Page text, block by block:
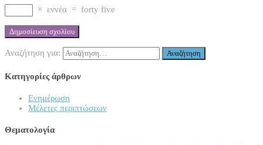
× εννέα = forty five
Αναζήτηση για:
Κατηγορίες άρθρων
Ενημέρωση
Μέλετες περιπτώσεων
Θεματολογία